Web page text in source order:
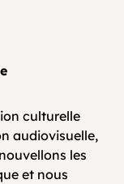
culturelle
audiovisuelle,
les
et nous